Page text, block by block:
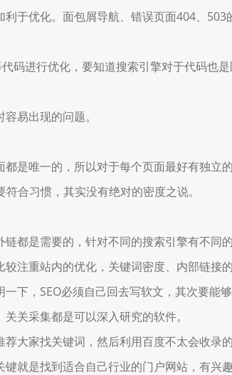
于优化。面包屑导航、错误页面404、503
进行优化，要知道搜索引擎对于代码也
易出现的问题。
唯一的，所以对于每个页面最好有独立
合习惯，其实没有绝对的密度之说。
是需要的，针对不同的搜索引擎有不同
注重站内的优化，关键词密度、内部链接
，SEO必须自己回去写软文，其次要能
关采集都是可以深入研究的软件。
家找关键词，然后利用百度不太会收录
就是找到适合自己行业的门户网站，有兴